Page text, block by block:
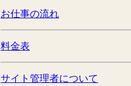
お仕事の流れ
料金表
サイト管理者について